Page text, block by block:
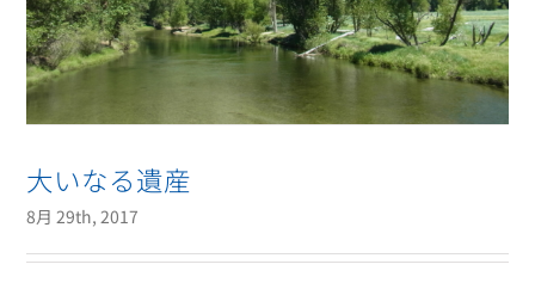
大いなる遺産
8月 29th, 2017